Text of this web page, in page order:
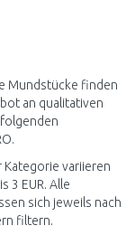
Mundstücke finden
an qualitativen
Kategorie variieren
3 EUR. Alle
sich jeweils nach
filtern.